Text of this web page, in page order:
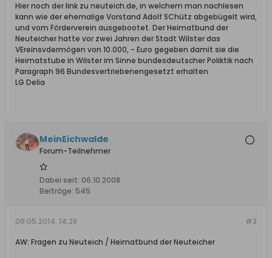
Hier noch der link zu neuteich.de, in welchem man nachlesen
kann wie der ehemalige Vorstand Adolf SChütz abgebügelt wird,
und vom Förderverein ausgebootet. Der Heimatbund der
Neuteicher hatte vor zwei Jahren der Stadt Wilster das
VEreinsvdermögen von 10.000, - Euro gegeben damit sie die
Heimatstube in Wilster im Sinne bundesdeutscher Poliktik nach
Paragraph 96 Bundesvertriebenengesetzt erhalten.
LG Delia
MeinEichwalde
Forum-Teilnehmer
Dabei seit: 06.10.2008
Beiträge: 545
#3
09.05.2014, 14:28
AW: Fragen zu Neuteich / Heimatbund der Neuteicher